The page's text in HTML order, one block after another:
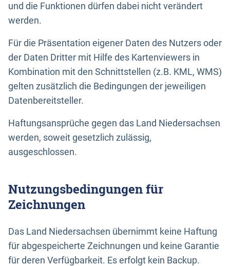
und die Funktionen dürfen dabei nicht verändert
werden.
Für die Präsentation eigener Daten des Nutzers oder
der Daten Dritter mit Hilfe des Kartenviewers in
Kombination mit den Schnittstellen (z.B. KML, WMS)
gelten zusätzlich die Bedingungen der jeweiligen
Datenbereitsteller.
Haftungsansprüche gegen das Land Niedersachsen
werden, soweit gesetzlich zulässig,
ausgeschlossen.
Nutzungsbedingungen für
Zeichnungen
Das Land Niedersachsen übernimmt keine Haftung
für abgespeicherte Zeichnungen und keine Garantie
für deren Verfügbarkeit. Es erfolgt kein Backup.